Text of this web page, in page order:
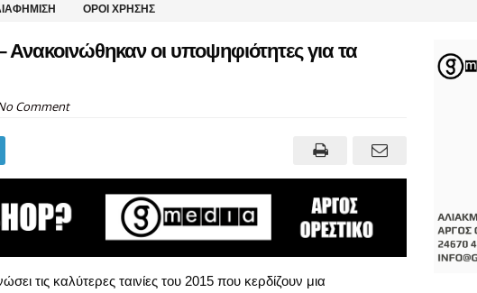
ΌΡΟΙ ΧΡΉΣΗΣ
Ανακοινώθηκαν οι υποψηφιότητες για τα
Comment
τις καλύτερες ταινίες του 2015 που κερδίζουν μια